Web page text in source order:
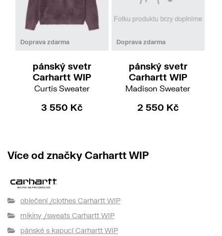
Doprava zdarma
MLXL
pánský svetr
Carhartt WIP
Curtis Sweater
3 550 Kč
Doprava zdarma
MLXL
pánský svetr
Carhartt WIP
Madison Sweater
2 550 Kč
Více od značky Carhartt WIP
oblečení /clothes Carhartt WIP
mikiny /sweats Carhartt WIP
pánské s kapucí Carhartt WIP